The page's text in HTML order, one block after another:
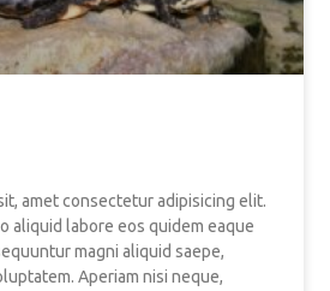
amet consectetur adipisicing elit.
aliquid labore eos quidem eaque
magni aliquid saepe,
Aperiam nisi neque,